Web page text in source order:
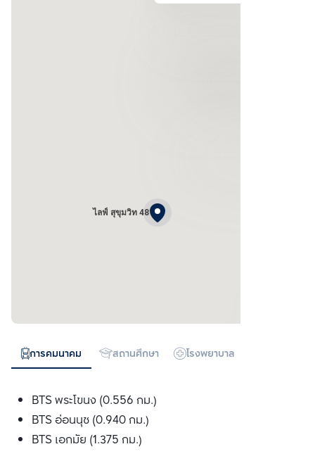
ไลฟ์ สุขุมวิท 48
การคมนาคม สถานศึกษา โรงพยาบาล
BTS พระโขนง (0.556 กม.)
BTS อ่อนนุช (0.940 กม.)
BTS เอกมัย (1.375 กม.)